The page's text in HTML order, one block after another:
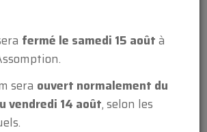
fermé le samedi 15 aoûtà
sera ouvert normalement du
vendredi 14 août, selon les